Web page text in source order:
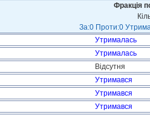
Фракція
За:0 Проти:0
Утрималась
Утрималась
Відсутня
Утримався
Утримався
Утримався